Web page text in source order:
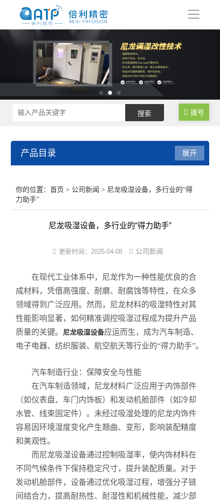
导
拨号
产品目录
尼龙塑料调湿设备
尼龙塑件强制吸水装置
尼龙制品调湿机
PA6/66蒸煮增湿设备
小型尼龙PA调湿机
展开
你的位置：首页 > 公司新闻 > 尼龙吸湿设备，多行业的“得
力助手”
尼龙吸湿设备，多行业的“得力助手”
更新时间： 2025-04-08 公司新闻
在现代工业体系中，尼龙作为一种性能优良的合
成材料，凭借高强度、耐磨、耐腐蚀等特性，在众多
领域得到广泛应用。然而，尼龙材料的吸湿特性对其
性能影响显著，如何精准调控吸湿过程成为提升产品
质量的关键。
尼龙吸湿设备应运而生，成为汽车制造、
电子电器、纺织服装、航空航天等行业的“得力助手”。
汽车制造行业：保障安全与性能
在汽车制造领域，尼龙材料广泛应用于内饰部件
（如仪表盘、车门内饰板）和发动机舱部件（如冷却
水管、线束固定件）。未经过吸湿处理的尼龙内饰件
容易因环境湿度变化产生翘曲、变形，影响装配精度
和美观性。
而尼龙吸湿设备通过控制吸湿率，使内饰材料在
不同气候条件下保持稳定尺寸，提升装配质量。对于
发动机舱部件，设备通过优化吸湿过程，增强分子链
间结合力，提高耐热性、耐湿性和机械性能，减少部